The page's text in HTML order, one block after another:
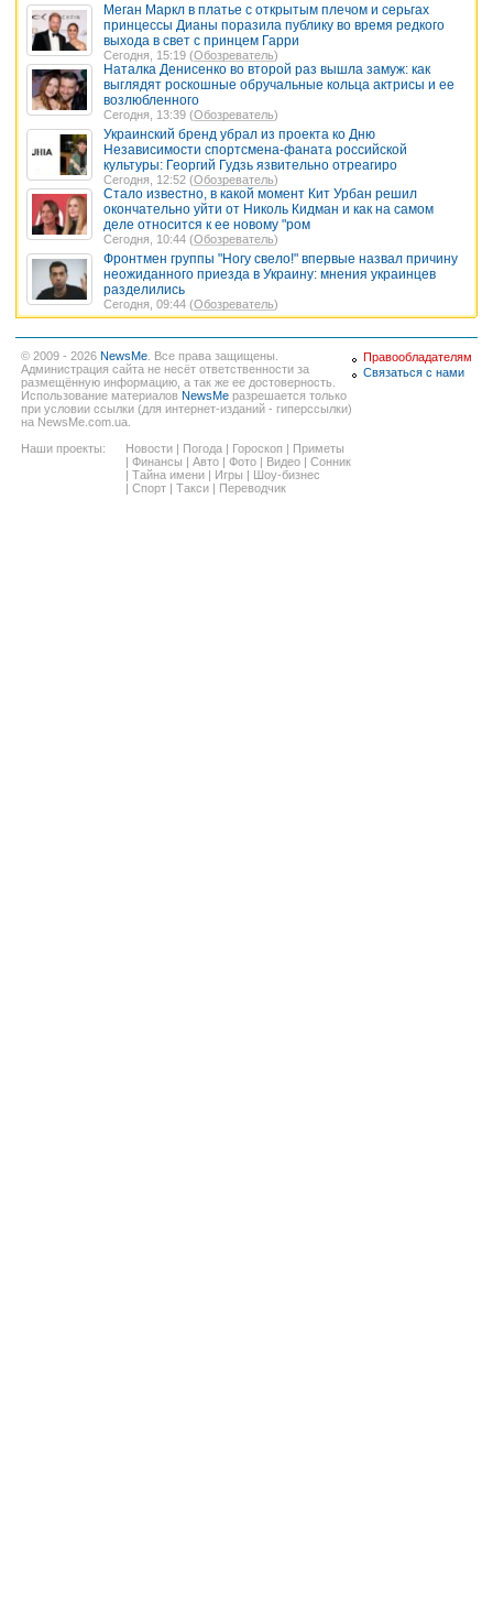
Меган Маркл в платье с открытым плечом и серьгах
принцессы Дианы поразила публику во время редкого
выхода в свет с принцем Гарри
Сегодня, 15:19 (Обозреватель)
Наталка Денисенко во второй раз вышла замуж: как
выглядят роскошные обручальные кольца актрисы и ее
возлюбленного
Сегодня, 13:39 (Обозреватель)
Украинский бренд убрал из проекта ко Дню
Независимости спортсмена-фаната российской
культуры: Георгий Гудзь язвительно отреагиро
Сегодня, 12:52 (Обозреватель)
Стало известно, в какой момент Кит Урбан решил
окончательно уйти от Николь Кидман и как на самом
деле относится к ее новому "ром
Сегодня, 10:44 (Обозреватель)
Фронтмен группы "Ногу свело!" впервые назвал причину
неожиданного приезда в Украину: мнения украинцев
разделились
Сегодня, 09:44 (Обозреватель)
© 2009 - 2026 NewsMe . Все права защищены.
Администрация сайта не несёт ответственности за
размещённую информацию, а так же ее достоверность.
Использование материалов NewsMe разрешается только
при условии ссылки (для интернет-изданий - гиперссылки)
на NewsMe.com.ua.
Наши проекты:
Новости | Погода | Гороскоп | Приметы
| Финансы | Авто | Фото | Видео | Сонник
| Тайна имени | Игры | Шоу-бизнес
| Спорт | Такси | Переводчик
Правообладателям
Связаться с нами